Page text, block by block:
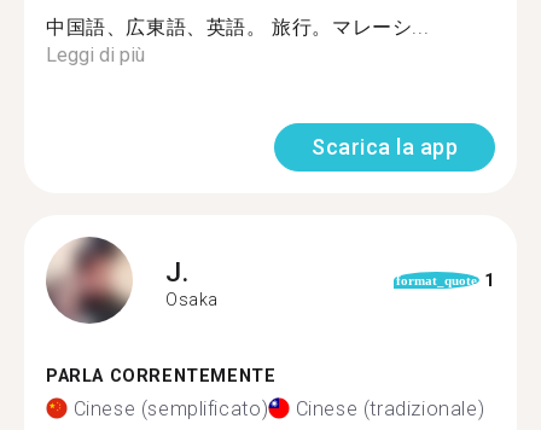
中国語、広東語、英語。 旅行。マレーシ...
Leggi di più
Scarica la app
J.
Osaka
format_quote 1
PARLA CORRENTEMENTE
Cinese (semplificato) Cinese (tradizionale)